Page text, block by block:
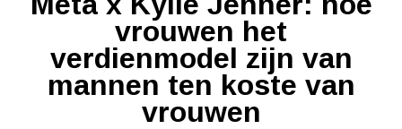
vrouwen het
verdienmodel zijn van
mannen ten koste van
vrouwen